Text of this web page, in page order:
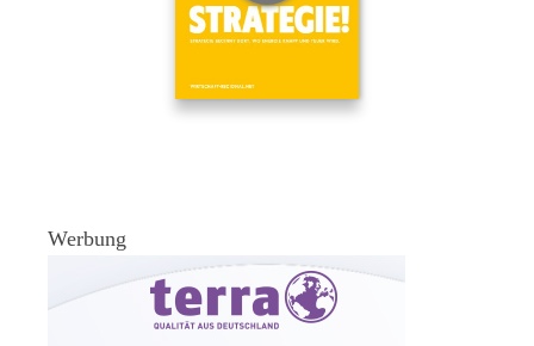
Werbung